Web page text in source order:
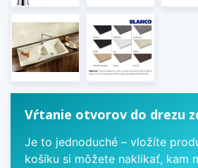
Vŕtanie otvorov do drezu
Je to jednoduché – vložíte
košíku si môžete naklikať, kam